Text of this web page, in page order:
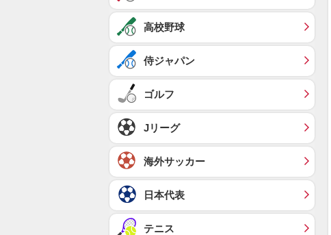
高校野球
侍ジャパン
ゴルフ
Jリーグ
海外サッカー
日本代表
テニス